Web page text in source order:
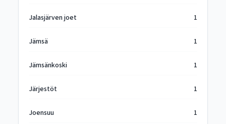
Jalasjärven joet 1
Jämsä 1
Jämsänkoski 1
Järjestöt 1
Joensuu 1